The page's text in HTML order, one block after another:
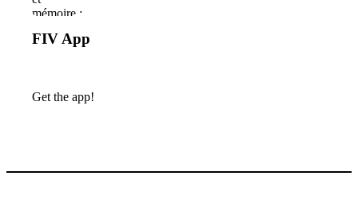
FIV App
Get the app!